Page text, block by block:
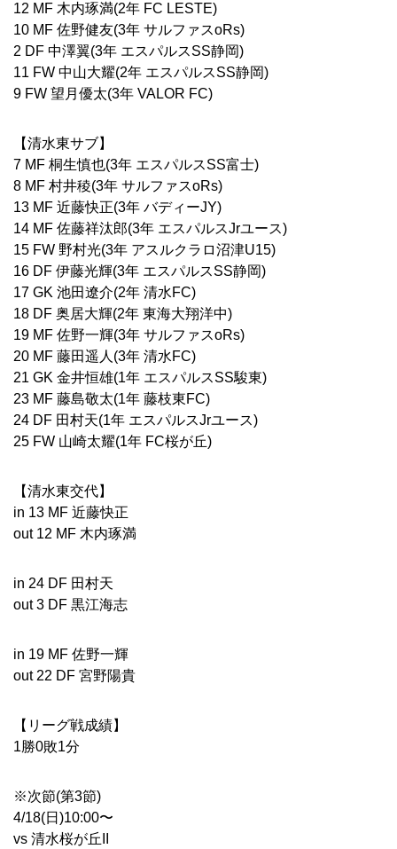
12 MF 木内琢満(2年 FC LESTE)
10 MF 佐野健友(3年 サルファスoRs)
2 DF 中澤翼(3年 エスパルスSS静岡)
11 FW 中山大耀(2年 エスパルスSS静岡)
9 FW 望月優太(3年 VALOR FC)
【清水東サブ】
7 MF 桐生慎也(3年 エスパルスSS富士)
8 MF 村井稜(3年 サルファスoRs)
13 MF 近藤快正(3年 バディーJY)
14 MF 佐藤祥汰郎(3年 エスパルスJrユース)
15 FW 野村光(3年 アスルクラロ沼津U15)
16 DF 伊藤光輝(3年 エスパルスSS静岡)
17 GK 池田遼介(2年 清水FC)
18 DF 奥居大輝(2年 東海大翔洋中)
19 MF 佐野一輝(3年 サルファスoRs)
20 MF 藤田遥人(3年 清水FC)
21 GK 金井恒雄(1年 エスパルスSS駿東)
23 MF 藤島敬太(1年 藤枝東FC)
24 DF 田村天(1年 エスパルスJrユース)
25 FW 山崎太耀(1年 FC桜が丘)
【清水東交代】
in 13 MF 近藤快正
out 12 MF 木内琢満
in 24 DF 田村天
out 3 DF 黒江海志
in 19 MF 佐野一輝
out 22 DF 宮野陽貴
【リーグ戦成績】
1勝0敗1分
※次節(第3節)
4/18(日)10:00〜
vs 清水桜が丘II